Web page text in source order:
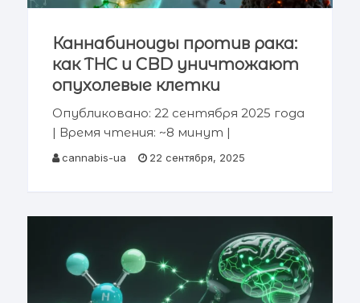
Каннабиноиды против рака:
как THC и CBD уничтожают
опухолевые клетки
Опубликовано: 22 сентября 2025 года
| Время чтения: ~8 минут |
Категория: Медицинские
тетрагидроканнабинол (THC) и
каннабидиол (CBD), а
cannabis-ua 22 сентября, 2025